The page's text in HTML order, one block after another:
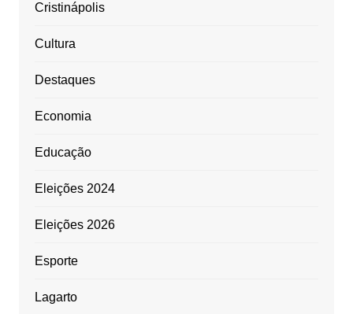
Cristinápolis
Cultura
Destaques
Economia
Educação
Eleições 2024
Eleições 2026
Esporte
Lagarto